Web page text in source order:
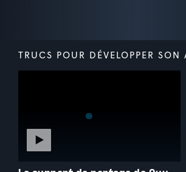
TRUCS POUR DÉVELOPPER